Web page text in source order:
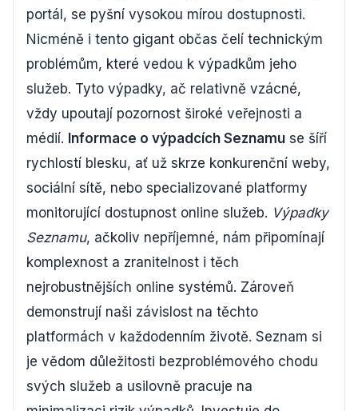
portál, se pyšní vysokou mírou dostupnosti.
Nicméně i tento gigant občas čelí technickým
problémům, které vedou k výpadkům jeho
služeb. Tyto výpadky, ač relativně vzácné,
vždy upoutají pozornost široké veřejnosti a
médií. Informace o výpadcích Seznamu se šíří
rychlostí blesku, ať už skrze konkurenční weby,
sociální sítě, nebo specializované platformy
monitorující dostupnost online služeb. Výpadky
Seznamu, ačkoliv nepříjemné, nám připomínají
komplexnost a zranitelnost i těch
nejrobustnějších online systémů. Zároveň
demonstrují naši závislost na těchto
platformách v každodenním životě. Seznam si
je vědom důležitosti bezproblémového chodu
svých služeb a usilovně pracuje na